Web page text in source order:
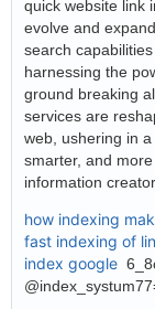
quick website link
evolve and
search
harnessing the
ground breaking
services are
web, ushering in
smarter, and
information
how indexing
fast indexing of
index google